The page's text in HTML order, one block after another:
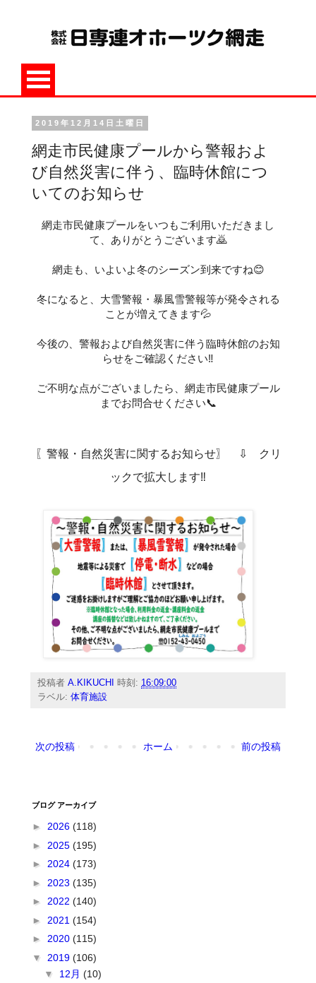
2019年12月14日土曜日
網走市民健康プールから警報およ
び自然災害に伴う、臨時休館につ
いてのお知らせ
網走市民健康プールをいつもご利用いただきまし
て、ありがとうございます🙇
網走も、いよいよ冬のシーズン到来ですね😊
冬になると、大雪警報・暴風雪警報等が発令される
ことが増えてきます💦
今後の、警報および自然災害に伴う臨時休館のお知
らせをご確認ください‼
ご不明な点がございましたら、網走市民健康プール
までお問合せください📞
〖警報・自然災害に関するお知らせ〗 ⇩ クリ
ックで拡大します‼
投稿者A.KIKUCHI 時刻: 16:09:00
ラベル:体育施設
次の投稿 前の投稿
ホーム
ブログ アーカイブ
►2026(118)
► 2025(195)
►2024(173)
► 2023(135)
►2022(140)
► 2021(154)
►2020(115)
▼ 2019(106)
▼ 12月(10)